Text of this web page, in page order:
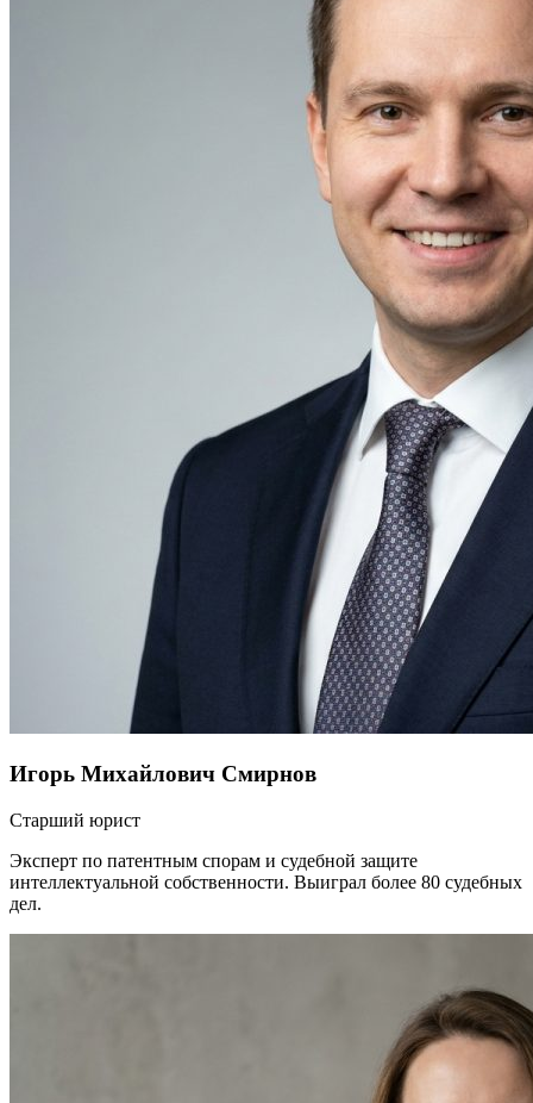
Игорь Михайлович Смирнов
Старший юрист
Эксперт по патентным спорам и судебной защите
интеллектуальной собственности. Выиграл более 80 судебных
дел.